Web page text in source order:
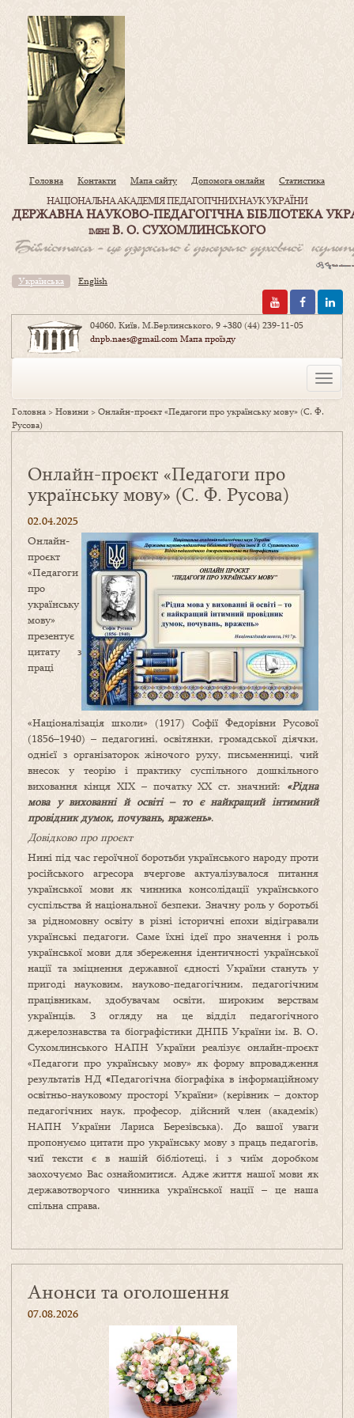
Головна Контакти Мапа сайту Допомога онлайн Статистика
НАЦІОНАЛЬНА АКАДЕМІЯ ПЕДАГОГІЧНИХ НАУК УКРАЇНИ
ДЕРЖАВНА НАУКОВО-ПЕДАГОГІЧНА БІБЛІОТЕКА
ІМЕНІВ. О. СУХОМЛИНСЬКОГО
Українська English
04060, Київ, М.Берлинського, 9+380 (44) 239-11-05
dnpb.naes@gmail.comМапа проїзду
Toggle
Головна >Новини >Онлайн-проєкт «Педагоги про українську мову» (С. Ф.
Русова)
Онлайн-проєкт «Педагоги про
українську мову» (С. Ф. Русова)
02.04.2025
Онлайн-
проєкт
«Педагоги
про
українську
мову»
презентує
цитату з
праці
«Націоналізація школи» (1917) Софії Федорівни Русової
(1856–1940) – педагогині, освітянки, громадської діячки,
однієї з організаторок жіночого руху, письменниці, чий
внесок у теорію і практику суспільного дошкільного
виховання кінця ХІХ – початку ХХ ст. значний: «Рідна
мова у вихованні й освіті – то є найкращий інтимний
провідник думок, почувань, вражень».
Довідково про проєкт
Нині під час героїчної боротьби українського народу проти
російського агресора вчергове актуалізувалося питання
української мови як чинника консолідації українського
суспільства й національної безпеки. Значну роль у боротьбі
за рідномовну освіту в різні історичні епохи відігравали
українські педагоги. Саме їхні ідеї про значення і роль
української мови для збереження ідентичності української
нації та зміцнення державної єдності України стануть у
пригоді науковим, науково-педагогічним, педагогічним
працівникам, здобувачам освіти, широким верствам
українців. З огляду на це відділ педагогічного
джерелознавства та біографістики ДНПБ України ім. В. О.
Сухомлинського НАПН України реалізує онлайн-проєкт
«Педагоги про українську мову» як форму впровадження
результатів НД «Педагогічна біографіка в інформаційному
освітньо-науковому просторі України» (керівник – доктор
педагогічних наук, професор, дійсний член (академік)
НАПН України Лариса Березівська). До вашої уваги
пропонуємо цитати про українську мову з праць педагогів,
чиї тексти є в нашій бібліотеці, і з чиїм доробком
заохочуємо Вас ознайомитися. Адже життя нашої мови як
державотворчого чинника української нації – це наша
спільна справа.
Анонси та оголошення
07.08.2026